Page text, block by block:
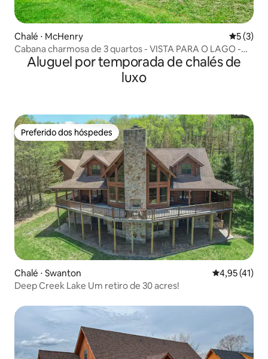
Chalé ⋅ McHenry 5 de
5 (3)
Cabana charmosa de 3 quartos - VISTA PARA O LAGO -
McHenry
Aluguel por temporada de chalés de
luxo
Preferido dos hóspedes
Preferido dos hóspedes
Chalé ⋅ Swanton 4,95 de uma
4,95 (41)
Deep Creek Lake Um retiro de 30 acres!